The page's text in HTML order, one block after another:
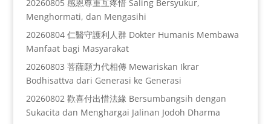
20260805 感恩尊重互疼惜 Saling Bersyukur,
Menghormati, dan Mengasihi
20260804 仁醫守護利人群 Dokter Humanis Membawa
Manfaat bagi Masyarakat
20260803 菩薩願力代相傳 Mewariskan Ikrar
Bodhisattva dari Generasi ke Generasi
20260802 歡喜付出惜法緣 Bersumbangsih dengan
Sukacita dan Menghargai Jalinan Jodoh Dharma